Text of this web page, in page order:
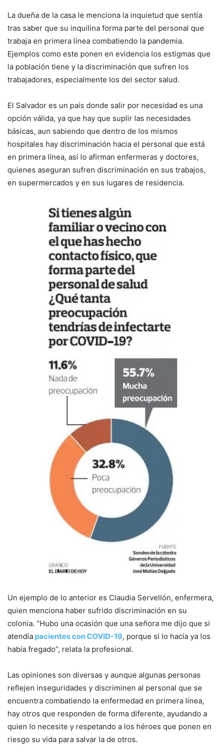
La dueña de la casa le menciona la inquietud que sentía
tras saber que su inquilina forma parte del personal que
trabaja en primera línea combatiendo la pandemia.
Ejemplos como este ponen en evidencia los estigmas que
la población tiene y la discriminación que sufren los
trabajadores, especialmente los del sector salud.
El Salvador es un país donde salir por necesidad es una
opción válida, ya que hay que suplir las necesidades
básicas, aun sabiendo que dentro de los mismos
hospitales hay discriminación hacia el personal que está
en primera línea, así lo afirman enfermeras y doctores,
quienes aseguran sufren discriminación en sus trabajos,
en supermercados y en sus lugares de residencia.
Un ejemplo de lo anterior es Claudia Servellón, enfermera,
quien menciona haber sufrido discriminación en su
colonia. “Hubo una ocasión que una señora me dijo que si
atendía pacientes con COVID-19, porque si lo hacía ya los
había fregado”, relata la profesional.
Las opiniones son diversas y aunque algunas personas
reflejen inseguridades y discriminen al personal que se
encuentra combatiendo la enfermedad en primera línea,
hay otros que responden de forma diferente, ayudando a
quien lo necesite y respetando a los héroes que ponen en
riesgo su vida para salvar la de otros.